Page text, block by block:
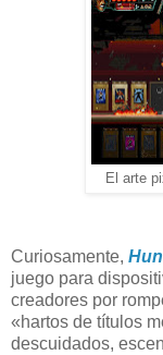
El arte
Curiosamente,
juego para
creadores por
«hartos de títulos
descuidados,